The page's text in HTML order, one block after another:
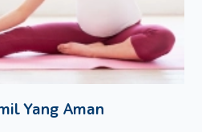
dimana paru-paru tidak
Hal ini dapat menyebabkan Si
setelah lahir.
: pecahnya ketuban dapat
mengganggu aliran darah
menyebabkan kerusakan otak
Yang Aman